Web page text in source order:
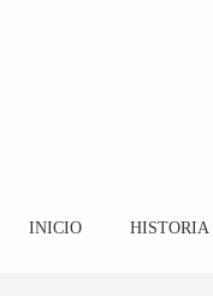
INICIO HISTORIA